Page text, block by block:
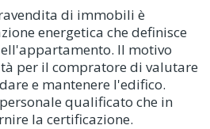
di immobili è
energetica che definisce
Il motivo
per il compratore di valutare
e mantenere l'edifico.
qualificato che in
la certificazione.